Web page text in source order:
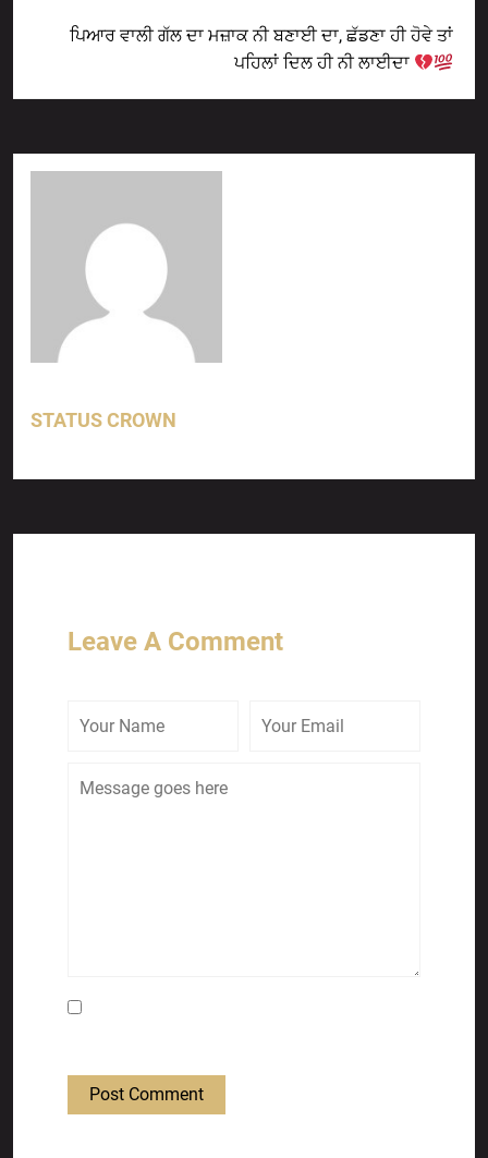
ਪਿਆਰ ਵਾਲੀ ਗੱਲ ਦਾ ਮਜ਼ਾਕ ਨੀ ਬਣਾਈ ਦਾ, ਛੱਡਣਾ ਹੀ ਹੋਵੇ ਤਾਂ
ਪਹਿਲਾਂ ਦਿਲ ਹੀ ਨੀ ਲਾਈਦਾ
STATUS CROWN
Leave A Comment
Post Comment